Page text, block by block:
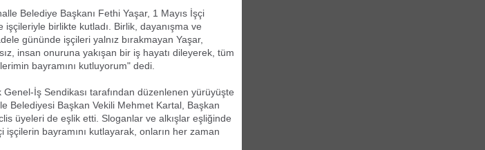
Belediye Başkanı Fethi Yaşar, 1 Mayıs İşçi
işçileriyle birlikte kutladı. Birlik, dayanışma ve
gününde işçileri yalnız bırakmayan Yaşar,
insan onuruna yakışan bir iş hayatı dileyerek, tüm
bayramını kutluyorum" dedi.
İş Sendikası tarafından düzenlenen yürüyüşte
Belediyesi Başkan Vekili Mehmet Kartal, Başkan
üyeleri de eşlik etti. Sloganlar ve alkışlar eşliğinde
bayramını kutlayarak, onların her zaman